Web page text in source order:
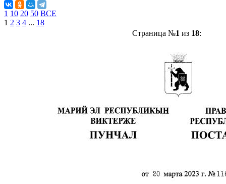
1 10 20 50 ВСЕ
1 2 3 4 ... 18
Страница №1 из 18: